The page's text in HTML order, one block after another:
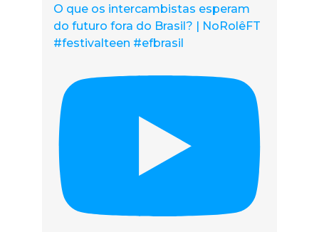
O que os intercambistas esperam
do futuro fora do Brasil? | NoRolêFT
#festivalteen #efbrasil